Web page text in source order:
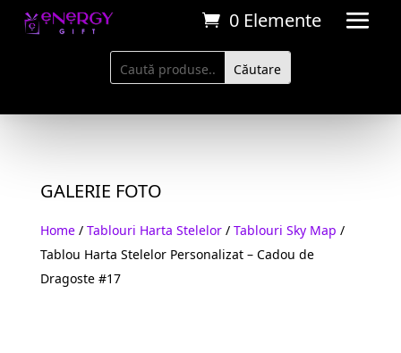
0 Elemente
GALERIE FOTO
Home/ Tablouri Harta Stelelor/ Tablouri Sky Map /
Tablou Harta Stelelor Personalizat – Cadou de
Dragoste #17